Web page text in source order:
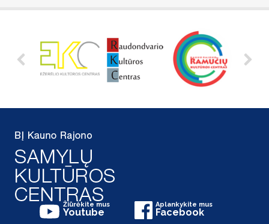
Žiūrėkite mus
Youtube
Aplankykite mus
Facebook